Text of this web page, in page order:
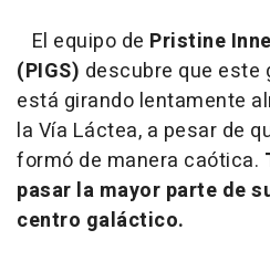
El equipo de Pristine
(PIGS) descubre que este
está girando lentamente
la Vía Láctea, a pesar de
formó de manera caótica.
pasar la mayor parte de
centro galáctico.